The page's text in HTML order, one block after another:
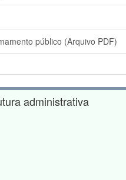
público (Arquivo PDF)
administrativa